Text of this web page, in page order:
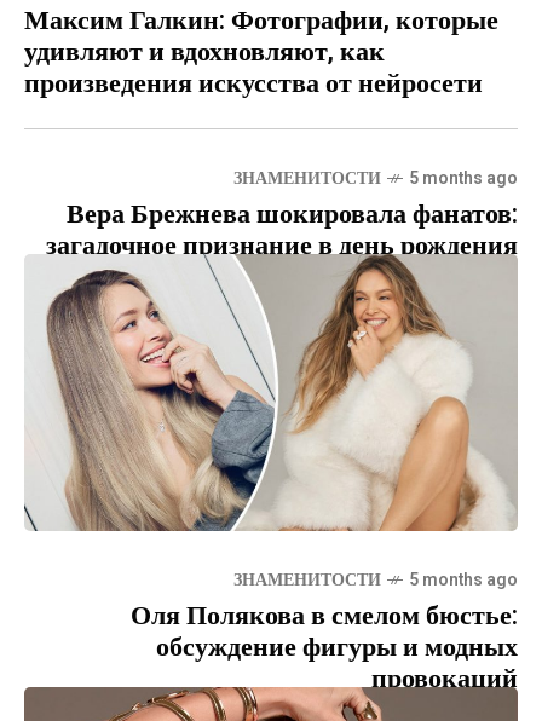
Максим Галкин: Фотографии, которые
удивляют и вдохновляют, как
произведения искусства от нейросети
ЗНАМЕНИТОСТИ 5 months ago
Вера Брежнева шокировала фанатов:
загадочное признание в день рождения
ЗНАМЕНИТОСТИ 5 months ago
Оля Полякова в смелом бюстье:
обсуждение фигуры и модных
провокаций